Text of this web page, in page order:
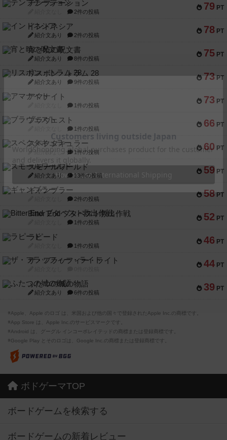
79 PT
テンプテーション
2件の投稿
78 PT
インドネシア
紹介文あり 2件の投稿
75 PT
宵と暁の呪文書
紹介文あり 8件の投稿
73 PT
リスボン・トラム 28
紹介文あり 9件の投稿
73 PT
アマナイト
1件の投稿
66 PT
ブラヴェスト
1件の投稿
60 PT
スペクタキュラー
紹介文なし 1件の投稿
59 PT
スモールワールド
紹介文あり 13件の投稿
58 PT
ギャンブラー
2件の投稿
52 PT
Bitter End ブタペスト救出作戦
1件の投稿
46 PT
ラピード
1件の投稿
44 PT
ザ・フラッフィー・ライト
39 PT
ふたつの城の物語
紹介文あり 6件の投稿
※Apple、Apple のロゴ は、米国および他の国々で登録されたApple Inc.の商標です。
※App Store は、Apple Inc.のサービスマークです。
※Android は、グーグル インコーポレイテッドの商標または登録商標です。
※Google Play とそのロゴは、Google Inc.の商標または登録商標です。
ボドゲーマTOP
ボードゲームを検索する
ボードゲームの新着レビュー